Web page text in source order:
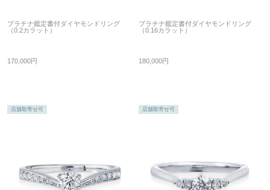
プラチナ鑑定書付ダイヤモンドリング
（0.2カラット）
170,000円
プラチナ鑑定書付ダイヤモンドリング
（0.16カラット）
180,000円
店舗取寄せ可 店舗取寄せ可